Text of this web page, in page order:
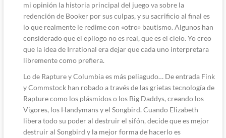
mi opinión la historia principal del juego va sobre la
redención de Booker por sus culpas, y su sacrificio al final es
lo que realmente le redime con «otro» bautismo. Algunos han
considerado que el epílogo no es real, que es el cielo. Yo creo
que la idea de Irrational era dejar que cada uno interpretara
libremente como prefiera.
Lo de Rapture y Columbia es más peliagudo… De entrada Fink
y Commstock han robado a través de las grietas tecnología de
Rapture como los plásmidos o los Big Daddys, creando los
Vigores, los Handymans y el Songbird. Cuando Elizabeth
libera todo su poder al destruir el sifón, decide que es mejor
destruir al Songbird y la mejor forma de hacerlo es